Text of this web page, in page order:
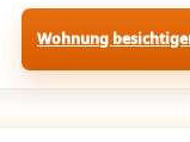
Wohnung